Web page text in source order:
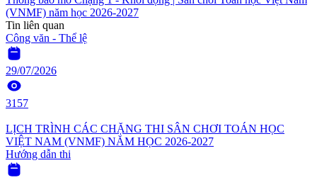
(VNMF) năm học 2026-2027
Tin liên quan
Công văn - Thể lệ
29/07/2026
3157
LỊCH TRÌNH CÁC CHẶNG THI SÂN CHƠI TOÁN HỌC
VIỆT NAM (VNMF) NĂM HỌC 2026-2027
Hướng dẫn thi